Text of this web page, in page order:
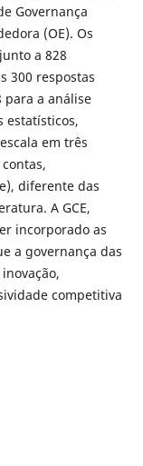
Governança
(OE). Os
a 828
300 respostas
para a análise
estatísticos,
em três
diferente das
A GCE,
incorporado as
a governança das
competitiva